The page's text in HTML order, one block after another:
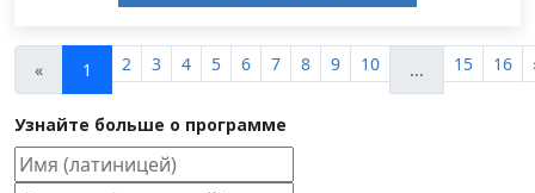
« 1 2 3 4 5 6 7 8 9 10 ... 15 16
Узнайте больше о программе